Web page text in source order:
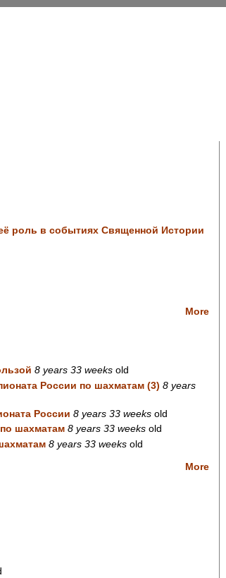
роль в событиях Священной Истории
More
8 years 33 weeks old
России по шахматам (3) 8 years
России 8 years 33 weeks old
шахматам 8 years 33 weeks old
8 years 33 weeks old
More